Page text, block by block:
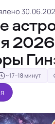
2026
~17–18 минут